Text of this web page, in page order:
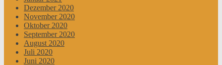
Dezember 2020
November 2020
Oktober 2020
September 2020
August 2020
Juli 2020
Juni 2020